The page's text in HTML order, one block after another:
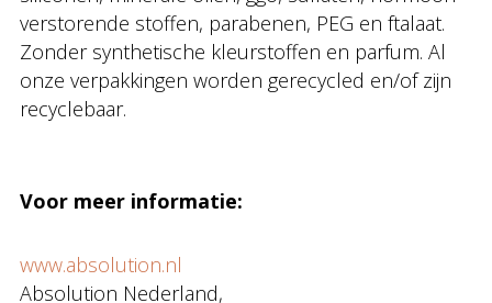
verstorende stoffen, parabenen, PEG en ftalaat.
Zonder synthetische kleurstoffen en parfum. Al
onze verpakkingen worden gerecycled en/of zijn
recyclebaar.
Voor meer informatie:
www.absolution.nl
Absolution Nederland,